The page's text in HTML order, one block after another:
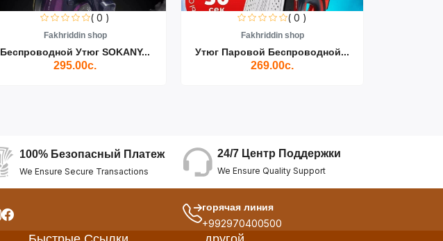
( 0 )
Fakhriddin shop
Беспроводной Утюг SOKANY...
295.00с.
( 0 )
Fakhriddin shop
Утюг Паровой Беспроводной...
269.00с.
100% Безопасный Платеж
We Ensure Secure Transactions
24/7 Центр Поддержки
We Ensure Quality Support
горячая линия
+992970400500